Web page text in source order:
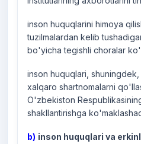
inson huquqlarini himoya
tuzilmalardan kelib
bo'yicha tegishli choralar
inson huquqlari,
xalqaro shartnomalarni
O'zbekiston
shakllantirishga
b) inson huquqlari va